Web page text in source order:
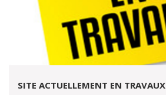
SITE ACTUELLEMENT EN TRAVAUX